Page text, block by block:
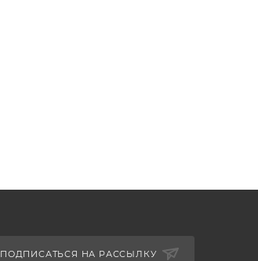
ПОДПИСАТЬСЯ НА РАССЫЛКУ